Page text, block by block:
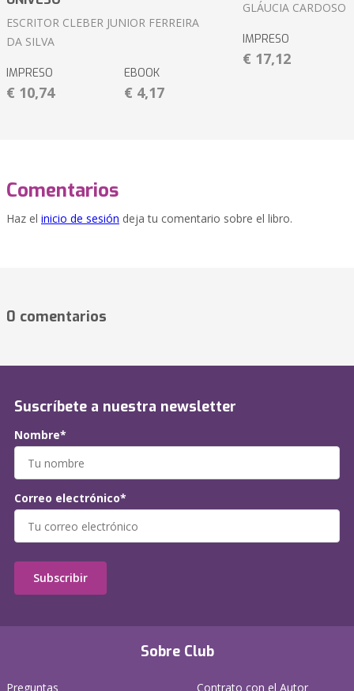
ESCRITOR CLEBER JUNIOR FERREIRA
DA SILVA
IMPRESO
€ 10,74
EBOOK
€ 4,17
GLÁUCIA CARDOSO
IMPRESO
€ 17,12
Comentarios
Haz el inicio de sesión deja tu comentario sobre el libro.
0 comentarios
Sobre Club
Preguntas
Contrato con el Autor
Suscríbete a nuestra newsletter
Nombre*
Correo electrónico*
Subscribir